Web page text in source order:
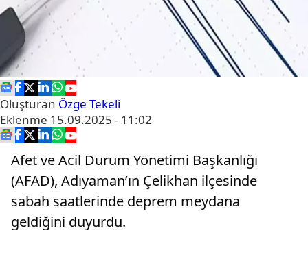
Oluşturan Özge Tekeli
Eklenme 15.09.2025 - 11:02
Afet ve Acil Durum Yönetimi Başkanlığı
(AFAD), Adıyaman’ın Çelikhan ilçesinde
sabah saatlerinde deprem meydana
geldiğini duyurdu.